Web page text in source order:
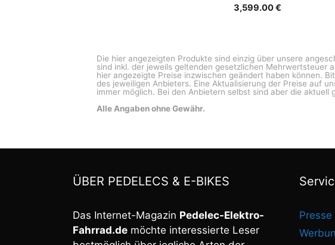
3,599.00€
Die hier angezeigten Produkte sind einzig über unsere
sind inkl. der jeweils geltenden gesetzlichen Mehrwertsteuer
hier angezeigte Preise inzwischen geändert haben können.
des jeweiligen Anbieters. Eine Aktualisierung der Preise auf
immer möglich. Bei den Anbietern selbst sind aber die aktuell
Alle Angaben ohne Gewähr.
ÜBER PEDELECS & E-BIKES
Das Internet-Magazin Pedelec-Elektro-
Fahrrad.de möchte interessierte Leser
Presse